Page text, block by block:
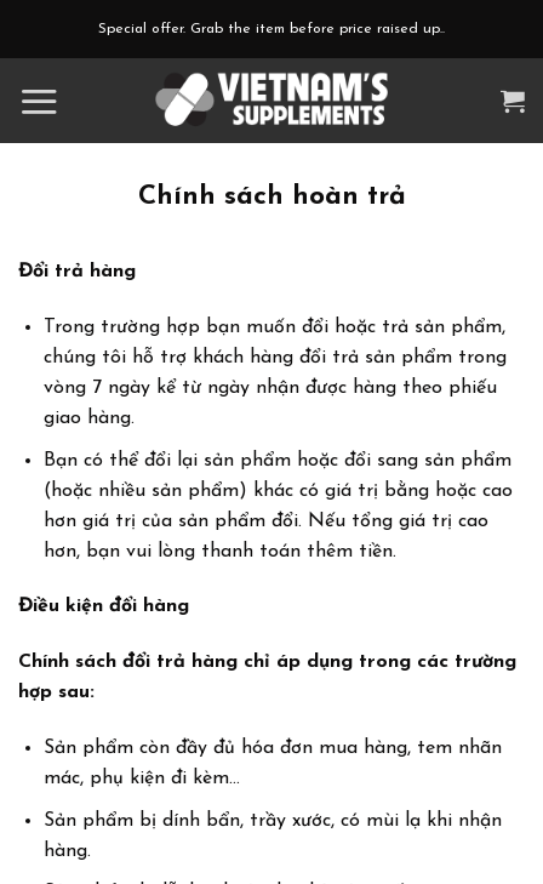
Special offer. Grab the item before price raised up..
Chính sách hoàn trả
Đổi trả hàng
Trong trường hợp bạn muốn đổi hoặc trả sản phẩm,
chúng tôi hỗ trợ khách hàng đổi trả sản phẩm trong
vòng 7 ngày kể từ ngày nhận được hàng theo phiếu
giao hàng.
Bạn có thể đổi lại sản phẩm hoặc đổi sang sản phẩm
(hoặc nhiều sản phẩm) khác có giá trị bằng hoặc cao
hơn giá trị của sản phẩm đổi. Nếu tổng giá trị cao
hơn, bạn vui lòng thanh toán thêm tiền.
Điều kiện đổi hàng
Chính sách đổi trả hàng chỉ áp dụng trong các trường
hợp sau:
Sản phẩm còn đầy đủ hóa đơn mua hàng, tem nhãn
mác, phụ kiện đi kèm…
Sản phẩm bị dính bẩn, trầy xước, có mùi lạ khi nhận
hàng.